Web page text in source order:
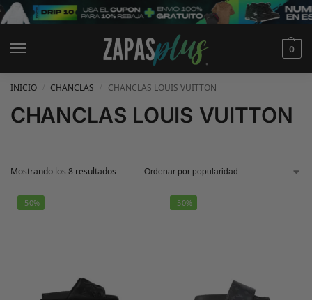
0
INICIO CHANCLAS CHANCLAS LOUIS VUITTON
CHANCLAS LOUIS VUITTON
Mostrando los 8 resultados
-50% -50%